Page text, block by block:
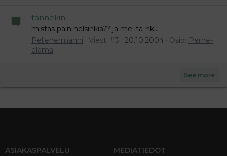
tännekin
mistäs päin helsinkiä?? ja me itä-hki.
Pellehermanni
Viesti #3 20.10.2004 Osio: Perhe-
elämä
See more
ASIAKASPALVELU MEDIATIEDOT